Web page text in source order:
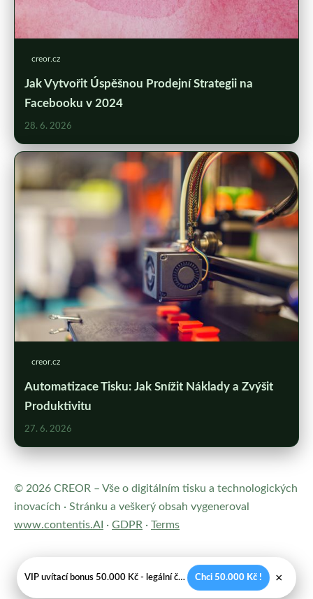
creor.cz
Jak Vytvořit Úspěšnou Prodejní Strategii na
Facebooku v 2024
28. 6. 2026
creor.cz
Automatizace Tisku: Jak Snížit Náklady a Zvýšit
Produktivitu
27. 6. 2026
© 2026 CREOR – Vše o digitálním tisku a technologických
inovacích · Stránku a veškerý obsah vygeneroval
www.contentis.AI · GDPR · Terms
VIP uvítací bonus 50.000 Kč - legální české kasíno Chci 50.000 Kč ! ×